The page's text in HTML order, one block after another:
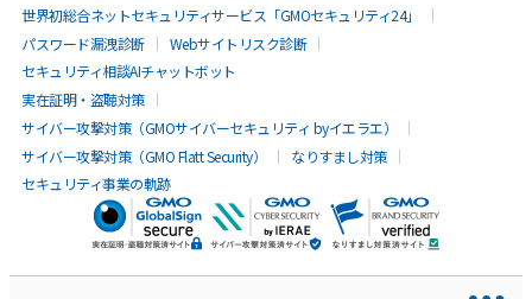
世界初総合ネットセキュリティサービス「GMOセキュリティ24」
パスワード漏洩診断
Webサイトリスク診断
セキュリティ相談AIチャットボット
実在証明・盗聴対策
サイバー攻撃対策（GMOサイバーセキュリティ byイエラエ）
サイバー攻撃対策（GMO Flatt Security）
なりすまし対策
セキュリティ事業の軌跡